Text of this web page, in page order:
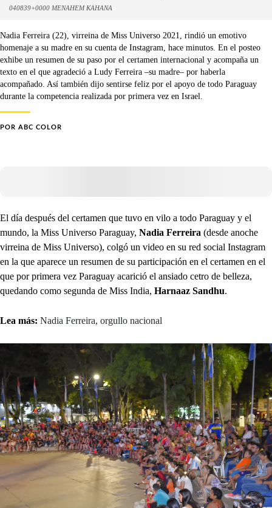
040839+0000 MENAHEM KAHANA
Nadia Ferreira (22), virreina de Miss Universo 2021, rindió un emotivo
homenaje a su madre en su cuenta de Instagram, hace minutos. En el posteo
exhibe un resumen de su paso por el certamen internacional y acompaña un
texto en el que agradeció a Ludy Ferreira –su madre– por haberla
acompañado. Así también dijo sentirse feliz por el apoyo de todo Paraguay
durante la competencia realizada por primera vez en Israel.
POR ABC COLOR
El día después del certamen que tuvo en vilo a todo Paraguay y el
mundo, la Miss Universo Paraguay, Nadia Ferreira (desde anoche
virreina de Miss Universo), colgó un video en su red social Instagram
en la que aparece un resumen de su participación en el certamen en el
que por primera vez Paraguay acarició el ansiado cetro de belleza,
quedando como segunda de Miss India, Harnaaz Sandhu.
Lea más: Nadia Ferreira, orgullo nacional